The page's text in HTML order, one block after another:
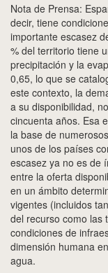
Nota de Prensa:
decir, tiene
importante escasez
% del territorio tiene
precipitación y la
0,65, lo que se
este contexto, la
a su disponibilidad,
cincuenta años. Esa
la base de
unos de los países
escasez ya no es de
entre la oferta
en un ámbito
vigentes (incluidos
del recurso como las
condiciones de
dimensión humana
agua.